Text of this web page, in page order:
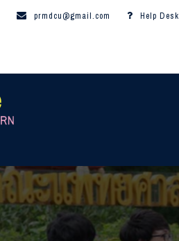
prmdcu@gmail.com Help Desk